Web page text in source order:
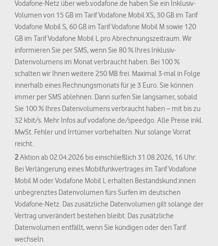
Vodafone-Netz über web.vodafone.de haben Sie ein Inklusiv-
Volumen von 15 GB im Tarif Vodafone Mobil XS, 30 GB im Tarif
Vodafone Mobil S, 60 GB im Tarif Vodafone Mobil M sowie 120
GB im Tarif Vodafone Mobil L pro Abrechnungszeitraum. Wir
informieren Sie per SMS, wenn Sie 80 % Ihres Inklusiv-
Datenvolumens im Monat verbraucht haben. Bei 100 %
schalten wir Ihnen weitere 250 MB frei. Maximal 3-mal in Folge
innerhalb eines Rechnungsmonats für je 3 Euro. Sie können
immer per SMS ablehnen. Dann surfen Sie langsamer, sobald
Sie 100 % Ihres Datenvolumens verbraucht haben – mit bis zu
32 kbit/s. Mehr Infos auf vodafone.de/speedgo. Alle Preise inkl.
MwSt. Fehler und Irrtümer vorbehalten. Nur solange Vorrat
reicht.
2Aktion ab 02.04.2026 bis einschließlich 31.08.2026, 16 Uhr:
Bei Verlängerung eines Mobilfunkvertrages im Tarif Vodafone
Mobil M oder Vodafone Mobil L erhalten Bestandskund:innen
unbegrenztes Datenvolumen fürs Surfen im deutschen
Vodafone-Netz. Das zusätzliche Datenvolumen gilt solange der
Vertrag unverändert bestehen bleibt. Das zusätzliche
Datenvolumen entfällt, wenn Sie kündigen oder den Tarif
wechseln.